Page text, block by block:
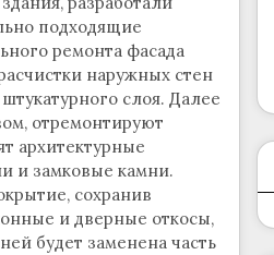
подходящие
ремонта фасада
наружных стен
слоя. Далее
отремонтируют
архитектурные
и замковые камни.
сохранив
и дверные откосы,
будет заменена часть